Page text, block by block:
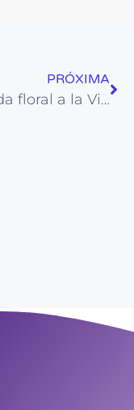
PRÓXIMA
Ofrenda floral a la Virgen del Remedio en Alicante emoción, devoción y tradición